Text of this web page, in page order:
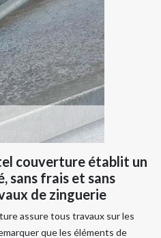
couverture établit un
sans frais et sans
de zinguerie
assure tous travaux sur les
que les éléments de